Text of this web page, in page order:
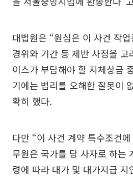
대법원은 “원심은 이 사건 작
경위와 기간 등 제반 사정을 고
이스가 부담해야 할 지체상금
기에는 법리를 오해한 잘못이
확히 했다.
다만 “이 사건 계약 특수조건
무원은 국가를 당 사자로 하는
령에 따라 대가 및 대가지급